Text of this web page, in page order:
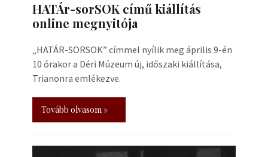
HATÁr-sorSOK című kiállítás
online megnyitója
„HATÁR-SORSOK” címmel nyílik meg április 9-én
10 órakor a Déri Múzeum új, időszaki kiállítása,
Trianonra emlékezve.
Tovább olvasom »